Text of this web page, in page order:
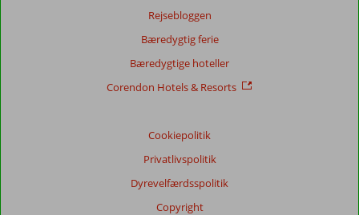
Rejsebloggen
Bæredygtig ferie
Bæredygtige hoteller
Corendon Hotels & Resorts
Cookiepolitik
Privatlivspolitik
Dyrevelfærdsspolitik
Copyright